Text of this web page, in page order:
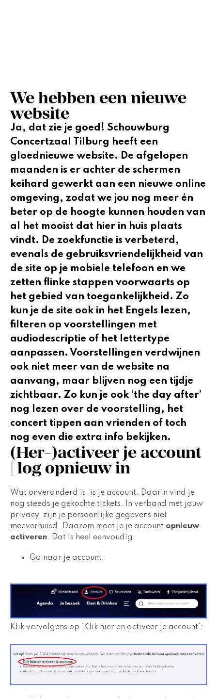
We hebben een nieuwe
website
Ja, dat zie je goed! Schouwburg
Concertzaal Tilburg heeft een
gloednieuwe website. De afgelopen
maanden is er achter de schermen
keihard gewerkt aan een nieuwe online
omgeving, zodat we jou nog meer én
beter op de hoogte kunnen houden van
al het mooist dat hier in huis plaats
vindt. De zoekfunctie is verbeterd,
evenals de gebruiksvriendelijkheid van
de site op je mobiele telefoon en we
zetten flinke stappen voorwaarts op
het gebied van toegankelijkheid. Zo
kun je de site ook in het Engels lezen,
filteren op voorstellingen met
audiodescriptie of het lettertype
aanpassen. Voorstellingen verdwijnen
ook niet meer van de website na
aanvang, maar blijven nog een tijdje
zichtbaar. Zo kun je ook ‘the day after’
nog lezen over de voorstelling, het
concert tippen aan vrienden of toch
nog even die extra info bekijken.
(Her-)activeer je account
| log opnieuw in
Wat onveranderd is, is je account. Daarin vind je
nog steeds je gekochte tickets. In verband met jouw
privacy, zijn je persoonlijke gegevens niet
meeverhuisd. Daarom moet je je account opnieuw
activeren. Dat is heel eenvoudig:
Ga naar je account;
Klik vervolgens op ‘Klik hier en activeer je account’;